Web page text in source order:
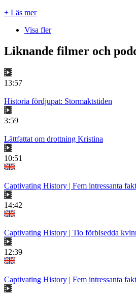
+ Läs mer
Visa fler
Liknande filmer och
13:57
Historia fördjupat: Stormaktstiden
3:59
Lättfattat om drottning Kristina
10:51
Captivating History | Fem intressanta
14:42
Captivating History | Tio förbisedda
12:39
Captivating History | Fem intressanta